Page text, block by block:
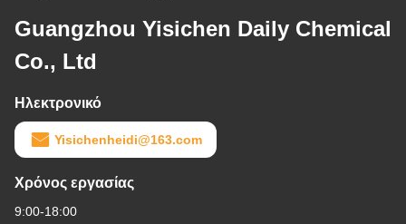
Guangzhou Yisichen Daily Chemical
Co., Ltd
Ηλεκτρονικό
Yisichenheidi@163.com
Χρόνος εργασίας
9:00-18:00